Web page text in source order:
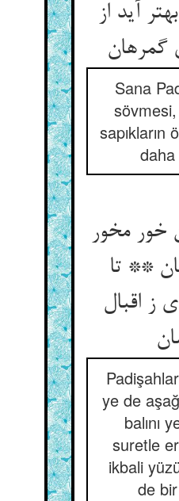
آید از
گمرهان‏
Sana
sövmesi,
sapıkların
daha
خور مخور
** تا
ز اقبال
ye de
balını
suretle
ikbali
de